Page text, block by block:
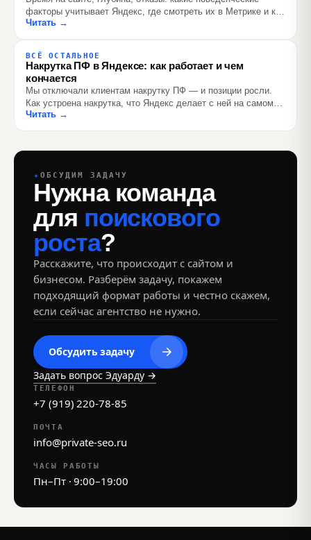
факторы учитывает Яндекс, где смотреть их в Метрике и как
улучшать без накрутки — опыт агентства.
Читать →
ВСЁ ОСТАЛЬНОЕ
Накрутка ПФ в Яндексе: как работает и чем
кончается
Мы отключали клиентам накрутку ПФ — и позиции росли.
Как устроена накрутка, что Яндекс делает с ней на самом
деле, цены рынка и красные флаги продавцов.
Читать →
✦ ОБСУДИМ ЗАДАЧУ
Нужна команда
для поискового
роста?
Расскажите, что происходит с сайтом и
бизнесом. Разберём задачу, покажем
подходящий формат работы и честно скажем,
если сейчас агентство не нужно.
Обсудить задачу
Задать вопрос Эдуарду →
ТЕЛЕФОН
+7 (919) 220-78-85
ПОЧТА
info@private-seo.ru
ЧАСЫ РАБОТЫ
Пн–Пт · 9:00–19:00